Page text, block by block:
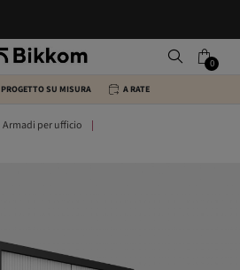
0
PROGETTO SU MISURA A RATE
Armadi per ufficio